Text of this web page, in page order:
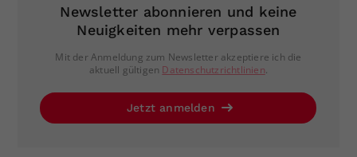
Newsletter abonnieren und keine
Neuigkeiten mehr verpassen
Mit der Anmeldung zum Newsletter akzeptiere ich die
aktuell gültigen Datenschutzrichtlinien.
Jetzt anmelden